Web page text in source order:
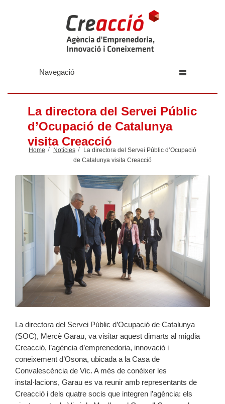
Navegació
La directora del Servei Públic
d’Ocupació de Catalunya
visita Creacció
Home Notícies
La directora del Servei Públic d’Ocupació
de Catalunya visita Creacció
La directora del Servei Públic d’Ocupació de Catalunya
(SOC), Mercè Garau, va visitar aquest dimarts al migdia
Creacció, l’agència d’emprenedoria, innovació i
coneixement d’Osona, ubicada a la Casa de
Convalescència de Vic. A més de conèixer les
instal·lacions, Garau es va reunir amb representants de
Creacció i dels quatre socis que integren l’agència: els